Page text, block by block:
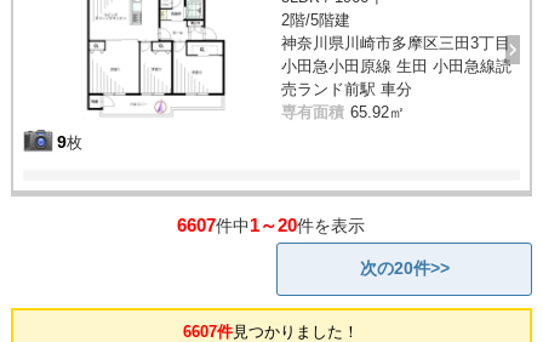
9枚
2階/5階建
神奈川県川崎市多摩区三田3丁目
小田急小田原線 生田 小田急線読
売ランド前駅 車分
専有面積 65.92㎡
6607件中1～20件を表示
次の20件>>
6607件見つかりました！